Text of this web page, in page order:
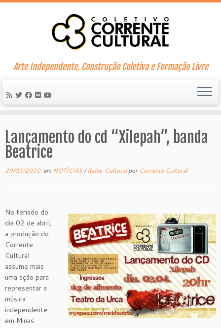
Skip
Arte Independente, Construção Coletiva e Formação Livre
Lançamento do cd “Xilepah”, banda
Beatrice
29/03/2010em NOTÍCIAS/Radar Culturalpor Corrente Cultural
No feriado do
dia 02 de abril,
a produção do
Corrente
Cultural
assume mais
uma ação para
representar a
música
independente
em Minas